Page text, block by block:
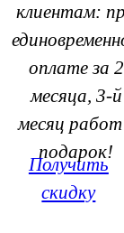
клиентам:
оплате за 2
месяца, 3-й
месяц работ
подарок!
Получить
скидку